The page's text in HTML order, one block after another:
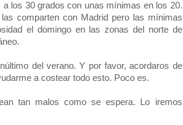
los 30 grados con unas mínimas en los 20.
comparten con Madrid pero las mínimas
el domingo en las zonas del norte de
del verano. Y por favor, acordaros de
a costear todo esto. Poco es.
tan malos como se espera. Lo iremos